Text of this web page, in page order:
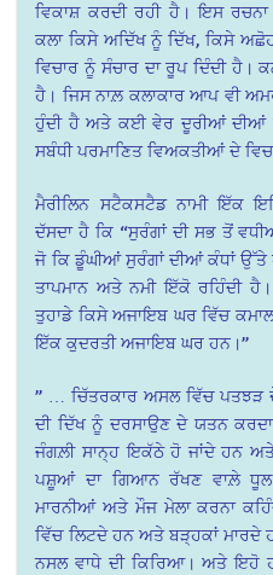
ਵਿਕਾਸ਼ ਕਰਦੀ ਰਹੀ ਹੈ। ਇਸ
ਕਲਾ ਕਿਸੇ ਅਦਿੱਖ ਨੂੰ ਦਿੱਖ, ਕਿਸੇ
ਵਿਚਾਰ ਨੂੰ ਸੰਚਾਰ ਦਾ ਰੂਪ ਦਿੰਦੀ ਹੈ।
ਹੈ। ਜਿਸ ਨਾਲ਼ ਕਲਾਕਾਰ ਆਪ ਵੀ
ਹੁੰਦੀ ਹੈ ਅਤੇ ਕਈ ਵੇਰ ਦੂਰੀਆਂ ਦੀਆਂ
ਸਬੰਧੀ ਪਰਮਾਣਿਤ ਵਿਅਕਤੀਆਂ ਦੇ
ਮੈਰੀਲਿਨ ਸਟੈਕਸਟੈਡ ਨਾਮੀ ਇੱਕ
ਦੱਸਦਾ ਹੈ ਕਿ “ਸੁਰੰਗਾਂ ਦੀ ਸਭ ਤੋਂ
ਜੋ ਕਿ ਡੂੰਘੀਆਂ ਸੁਰੰਗਾਂ ਦੀਆਂ ਕੰਧਾਂ
ਤਾਪਮਾਨ ਅਤੇ ਨਮੀ ਇੱਕੋ ਰਹਿੰਦੀ
ਤੁਹਾਡੇ ਕਿਸੇ ਅਜਾਇਬ ਘਰ ਵਿੱਚ
ਇੱਕ ਕੁਦਰਤੀ ਅਜਾਇਬ ਘਰ ਹਨ।”
” … ਚਿੱਤਰਕਾਰ ਅਸਲ ਵਿੱਚ ਪਤਝੜ
ਦੀ ਦਿੱਖ ਨੂੰ ਦਰਸਾਉਣ ਦੇ ਯਤਨ
ਜੰਗਲ਼ੀ ਸਾਨ੍ਹ ਇਕੱਠੇ ਹੋ ਜਾਂਦੇ ਹਨ
ਪਸ਼ੂਆਂ ਦਾ ਗਿਆਨ ਰੱਖਣ ਵਾਲ਼ੇ ਧੂਲ
ਮਾਰਨੀਆਂ ਅਤੇ ਮੌਜ ਮੇਲਾ ਕਰਨਾ
ਵਿੱਚ ਲਿਟਦੇ ਹਨ ਅਤੇ ਬੜ੍ਹਕਾਂ
ਨਸਲ ਵਾਧੇ ਦੀ ਕਿਰਿਆ। ਅਤੇ ਇਹੋ